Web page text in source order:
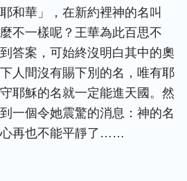
和華」，在新約裡神的名叫
不一樣呢？王華為此百思不
答案，可始終沒明白其中的奧
人間沒有賜下別的名，唯有耶
耶穌的名就一定能進天國。然
一個令她震驚的消息：神的名
心再也不能平靜了……